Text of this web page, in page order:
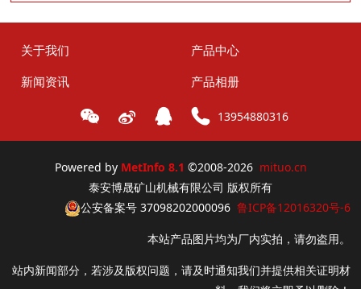
关于我们
产品中心
新闻资讯
产品相册
13954880316
Powered by MetInfo 8.1 ©2008-2026 mituo.cn
泰安博晟矿山机械有限公司 版权所有
公安备案号 37098202000096 鲁ICP备12016320号-6
本站产品图片均为厂内实拍，请勿盗用。
站内新闻部分，若涉及版权问题，请及时通知我们并提供相关证明材